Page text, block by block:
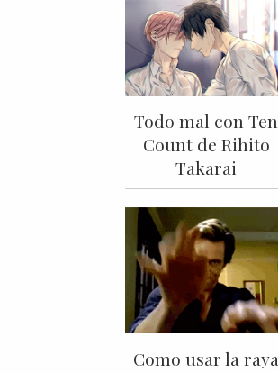
Todo mal con Ten
Count de Rihito
Takarai
Como usar la raya